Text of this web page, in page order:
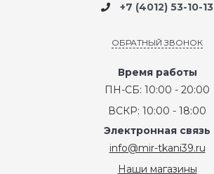
+7 (4012) 53-10-13
ОБРАТНЫЙ ЗВОНОК
Время работы
ПН-СБ: 10:00 - 20:00
ВСКР: 10:00 - 18:00
Электронная связь
info@mir-tkani39.ru
Наши магазины